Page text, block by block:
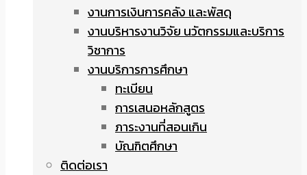
งานการเงินการคลัง และพัสดุ
งานบริหารงานวิจัย นวัตกรรมและบริการ
วิชาการ
งานบริการการศึกษา
ทะเบียน
การเสนอหลักสูตร
ภาระงานที่สอนเกิน
บัณฑิตศึกษา
ติดต่อเรา